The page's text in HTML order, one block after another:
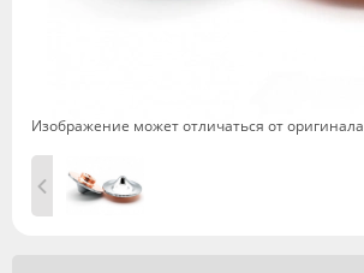
Изображение может отличаться от оригинала